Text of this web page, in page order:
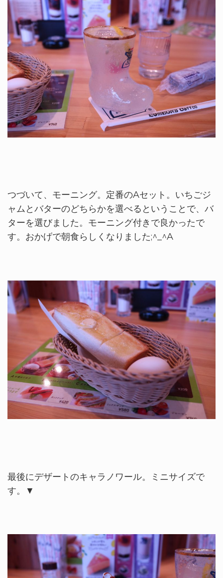
つづいて、モーニング。定番のAセット。いちごジ
ャムとバターのどちらかを選べるということで、バ
ターを選びました。モーニング付きで良かったで
す。おかげで朝食らしくなりました;^_^A
最後にデザートのキャラノワール。ミニサイズで
す。▼